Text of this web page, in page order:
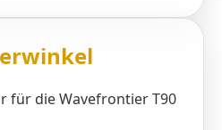
für die Wavefrontier T90